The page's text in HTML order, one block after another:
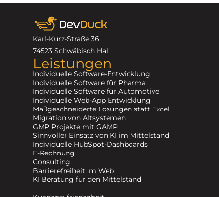
Karl-Kurz-Straße 36
74523 Schwäbisch Hall
Leistungen
Individuelle Software-Entwicklung
Individuelle Software für Pharma
Individuelle Software für Automotive
Individuelle Web-App Entwicklung
Maßgeschneiderte Lösungen statt Excel
Migration von Altsystemen
GMP Projekte mit GAMP
Sinnvoller Einsatz von KI im Mittelstand
Individuelle HubSpot-Dashboards
E-Rechnung
Consulting
Barrierefreiheit im Web
KI Beratung für den Mittelstand